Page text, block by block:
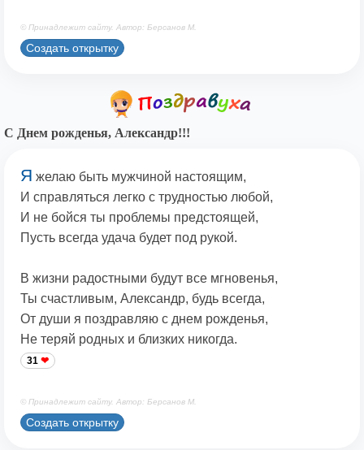
© Принадлежит сайту. Автор: Берсанов М.
Создать открытку
С Днем рожденья, Александр!!!
Я желаю быть мужчиной настоящим,
И справляться легко с трудностью любой,
И не бойся ты проблемы предстоящей,
Пусть всегда удача будет под рукой.
В жизни радостными будут все мгновенья,
Ты счастливым, Александр, будь всегда,
От души я поздравляю с днем рожденья,
Не теряй родных и близких никогда.
31
© Принадлежит сайту. Автор: Берсанов М.
Создать открытку